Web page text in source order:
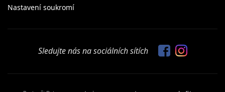
Nastavení soukromí
Sledujte nás na sociálních sítích